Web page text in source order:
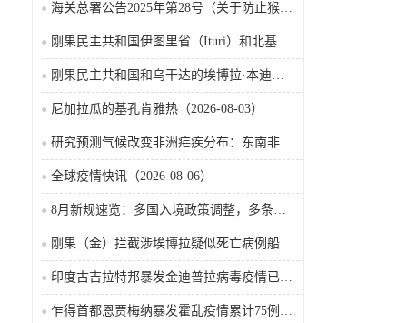
海关总署公告2025年第28号（关于防止猴痘疫情传入我国的公告）
刚果民主共和国伊图里省（Ituri）和北基伍省（Nord-Kivu）的埃博拉·本迪布乔病毒病（2026-08-04）
刚果民主共和国和乌干达的埃博拉·本迪布乔病毒病（2026-08-04）
尼加拉瓜的基孔肯雅热（2026-08-03）
研究预测气候改变非洲疟疾分布：东南非风险上升，部分西非地区风险下降
全球疫情快讯（2026-08-06）
8月新规速览：多国入境政策调整，多条国际航线加密
刚果（金）拦截涉埃博拉疑似死亡病例船只疫情已波及五省
印度古吉拉特邦暴发金迪普拉病毒疫情已致22名儿童死亡
乍得首都恩贾梅纳暴发霍乱疫情累计75例确诊8人死亡（2026-08-05）